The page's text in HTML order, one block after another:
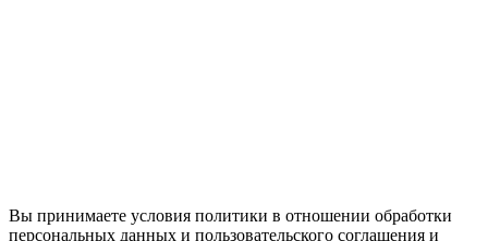
Вы принимаете условия политики в отношении обработки
персональных данных и пользовательского соглашения и